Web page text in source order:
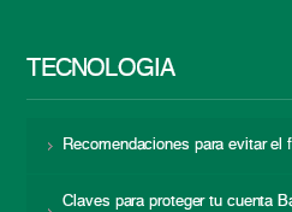
TECNOLOGÍA
Recomendaciones para evitar el
Claves para proteger tu cuenta